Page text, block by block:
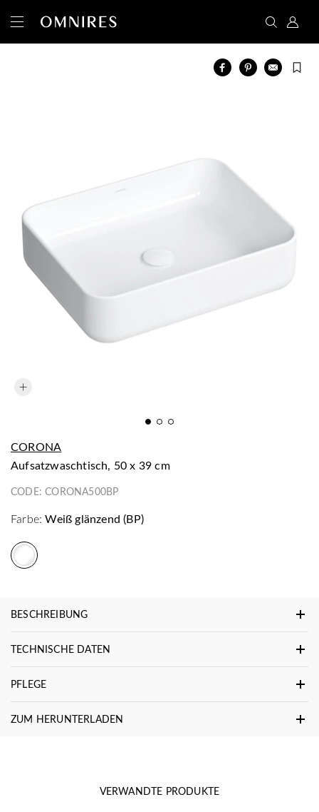
CORONA
Aufsatzwaschtisch, 50 x 39 cm
CODE:CORONA500BP
Farbe: Weiß glänzend (BP)
BESCHREIBUNG
TECHNISCHE DATEN
PFLEGE
ZUM HERUNTERLADEN
VERWANDTE PRODUKTE